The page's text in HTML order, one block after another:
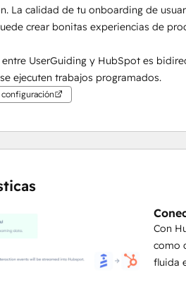
La calidad de tu onboarding de
crear bonitas experiencias de
UserGuiding y HubSpot es
ejecuten trabajos programados.
Con
como
fluida